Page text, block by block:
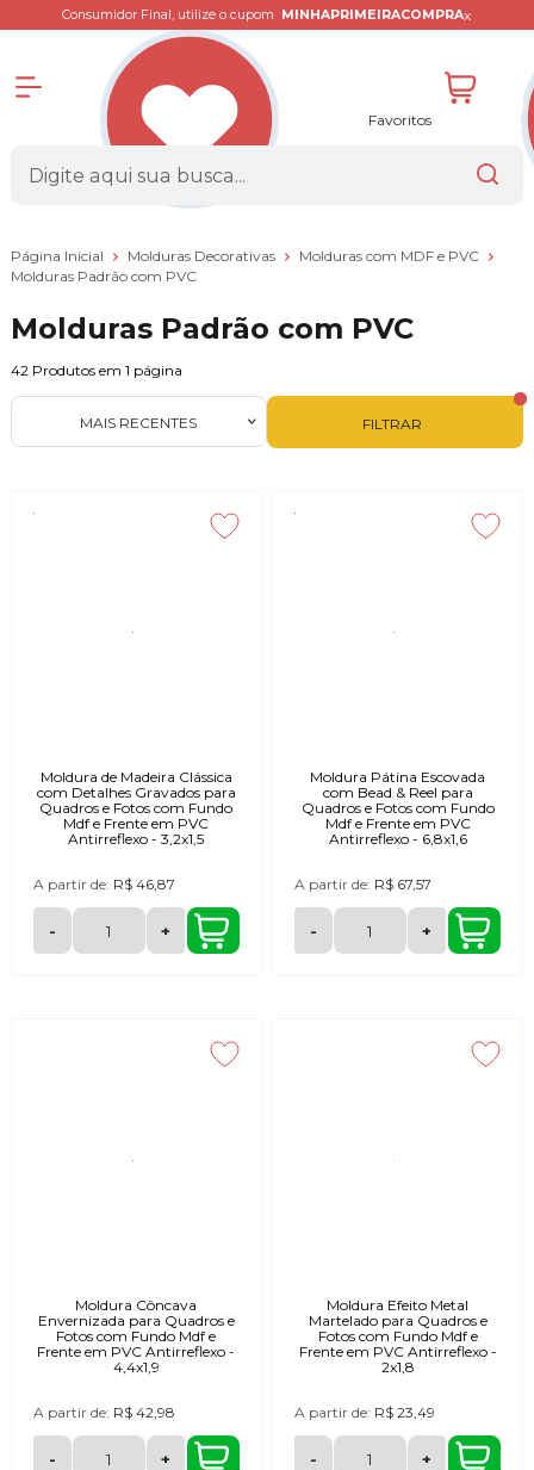
Consumidor Final, utilize o cupom MINHAPRIMEIRACOMPRAx
Favoritos
Página Inicial Molduras Decorativas
Molduras com MDF e PVC
Molduras Padrão com PVC
Molduras Padrão com PVC
42 Produtos em 1 página
FILTRAR
MAIS RECENTES
Moldura de Madeira Clássica
com Detalhes Gravados para
Quadros e Fotos com Fundo
Mdf e Frente em PVC
Antirreflexo - 3,2x1,5
A partir de: R$ 46,87
- +
Moldura Pátina Escovada
com Bead & Reel para
Quadros e Fotos com Fundo
Mdf e Frente em PVC
Antirreflexo - 6,8x1,6
A partir de: R$ 67,57
- +
Moldura Côncava
Envernizada para Quadros e
Fotos com Fundo Mdf e
Frente em PVC Antirreflexo -
4,4x1,9
A partir de: R$ 42,98
- +
Moldura Efeito Metal
Martelado para Quadros e
Fotos com Fundo Mdf e
Frente em PVC Antirreflexo -
2x1,8
A partir de: R$ 23,49
- +